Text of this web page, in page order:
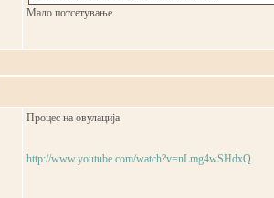
Мало потсетување
Процес на овулација
http://www.youtube.com/watch?v=nLmg4wSHdxQ